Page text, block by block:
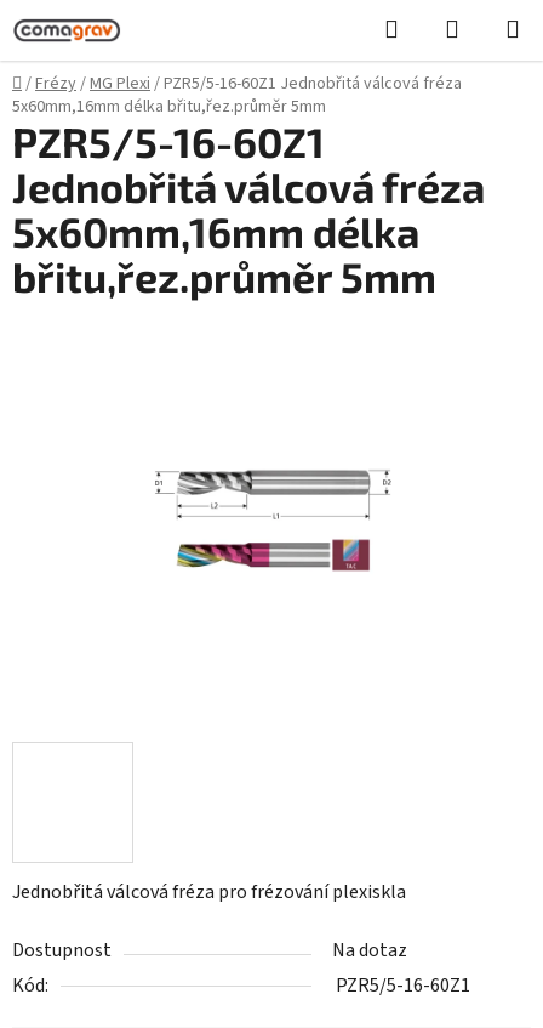
Přejít
na
obsah
Hledat
KOŠÍK
Domů
/Frézy/MG Plexi/PZR5/5-16-60Z1 Jednobřitá válcová fréza
5x60mm,16mm délka břitu,řez.průměr 5mm
Jednobřitá válcová fréza pro frézování plexiskla
Dostupnost
Na dotaz
Kód:
PZR5/5-16-60Z1
PZR5/5-16-60Z1
Jednobřitá válcová fréza
5x60mm,16mm délka
břitu,řez.průměr 5mm